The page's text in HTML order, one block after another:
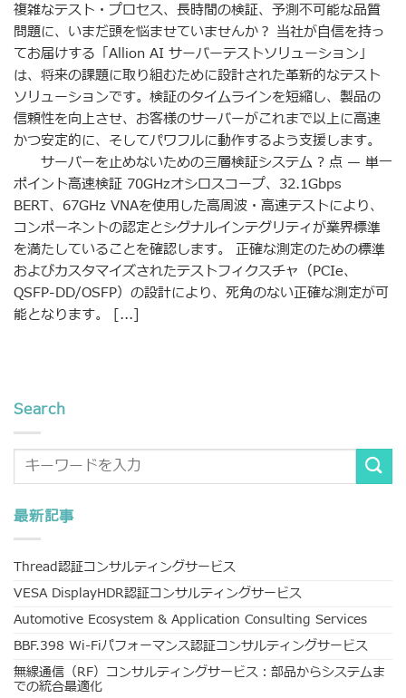
複雑なテスト・プロセス、長時間の検証、予測不可能な品質
問題に、いまだ頭を悩ませていませんか？ 当社が自信を持っ
てお届けする「Allion AI サーバーテストソリューション」
は、将来の課題に取り組むために設計された革新的なテスト
ソリューションです。検証のタイムラインを短縮し、製品の
信頼性を向上させ、お客様のサーバーがこれまで以上に高速
かつ安定的に、そしてパワフルに動作するよう支援します。
サーバーを止めないための三層検証システム ? 点 — 単一
ポイント高速検証 70GHzオシロスコープ、32.1Gbps
BERT、67GHz VNAを使用した高周波・高速テストにより、
コンポーネントの認定とシグナルインテグリティが業界標準
を満たしていることを確認します。 正確な測定のための標準
およびカスタマイズされたテストフィクスチャ（PCIe、
QSFP-DD/OSFP）の設計により、死角のない正確な測定が可
能となります。 [...]
Search
最新記事
Thread認証コンサルティングサービス
VESA DisplayHDR認証コンサルティングサービス
Automotive Ecosystem & Application Consulting Services
BBF.398 Wi-Fiパフォーマンス認証コンサルティングサービス
無線通信（RF）コンサルティングサービス：部品からシステムま
での統合最適化